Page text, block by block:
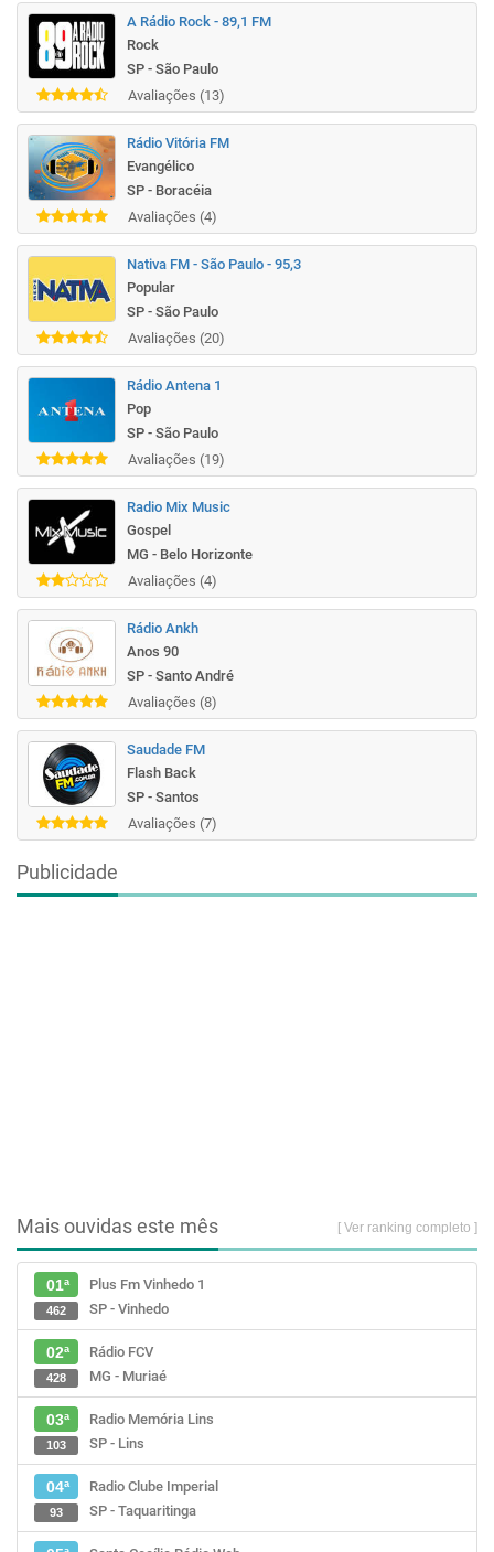
A Rádio Rock - 89,1 FM
Rock
SP - São Paulo
Avaliações (13)
Rádio Vitória FM
Evangélico
SP - Boracéia
Avaliações (4)
Nativa FM - São Paulo - 95,3
Popular
SP - São Paulo
Avaliações (20)
Rádio Antena 1
Pop
SP - São Paulo
Avaliações (19)
Radio Mix Music
Gospel
MG - Belo Horizonte
Avaliações (4)
Rádio Ankh
Anos 90
SP - Santo André
Avaliações (8)
Saudade FM
Flash Back
SP - Santos
Avaliações (7)
Publicidade
Mais ouvidas este mês [ Ver ranking completo ]
01ª
Plus Fm Vinhedo 1
SP - Vinhedo
462
02ª
Rádio FCV
MG - Muriaé
428
03ª
Radio Memória Lins
SP - Lins
103
04ª
Radio Clube Imperial
SP - Taquaritinga
93